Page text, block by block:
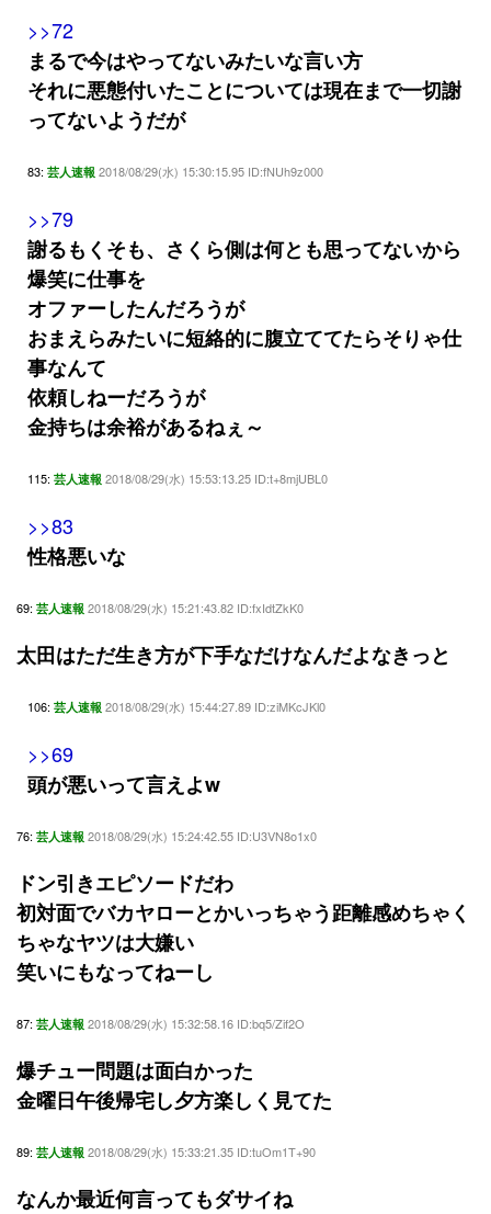
>>72
まるで今はやってないみたいな言い方
それに悪態付いたことについては現在まで一切謝
ってないようだが
83: 芸人速報 2018/08/29(水) 15:30:15.95 ID:fNUh9z000
>>79
謝るもくそも、さくら側は何とも思ってないから
爆笑に仕事を
オファーしたんだろうが
おまえらみたいに短絡的に腹立ててたらそりゃ仕
事なんて
依頼しねーだろうが
金持ちは余裕があるねぇ～
115: 芸人速報 2018/08/29(水) 15:53:13.25 ID:t+8mjUBL0
>>83
性格悪いな
69: 芸人速報 2018/08/29(水) 15:21:43.82 ID:fxIdtZkK0
太田はただ生き方が下手なだけなんだよなきっと
106: 芸人速報 2018/08/29(水) 15:44:27.89 ID:ziMKcJKl0
>>69
頭が悪いって言えよw
76: 芸人速報 2018/08/29(水) 15:24:42.55 ID:U3VN8o1x0
ドン引きエピソードだわ
初対面でバカヤローとかいっちゃう距離感めちゃく
ちゃなヤツは大嫌い
笑いにもなってねーし
87: 芸人速報 2018/08/29(水) 15:32:58.16 ID:bq5/Zif2O
爆チュー問題は面白かった
金曜日午後帰宅し夕方楽しく見てた
89: 芸人速報 2018/08/29(水) 15:33:21.35 ID:tuOm1T+90
なんか最近何言ってもダサイね